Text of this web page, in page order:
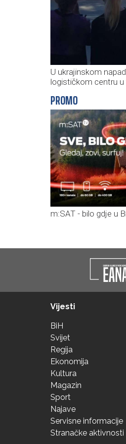
U ukrajinskom
logističkom centru u
PROMO
m:SAT - bilo gdje u
Vijesti
BiH
Svijet
Regija
Ekonomija
Kultura
Magazin
Sport
Najave
Servisne informacije
Stranačke aktivnosti